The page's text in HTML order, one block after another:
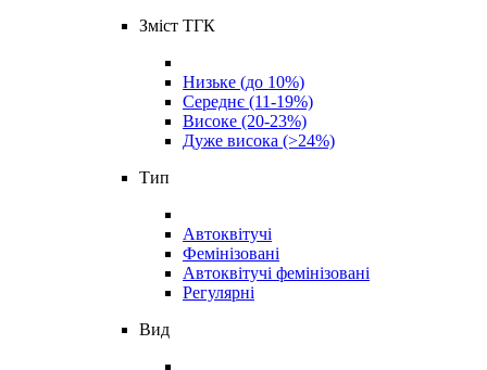
Зміст ТГК
Низьке (до 10%)
Середнє (11-19%)
Високе (20-23%)
Дуже висока (>24%)
Тип
Автоквітучі
Фемінізовані
Автоквітучі фемінізовані
Регулярні
Вид